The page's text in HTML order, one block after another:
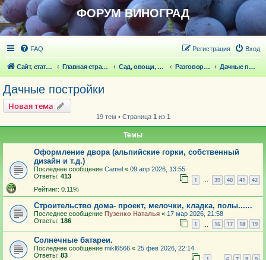
ФОРУМ ВИНОГРАД
FAQ Вход
Регистрация
Сайт, статьи Главная страница Сад, овощи, ягодники, цветы, беседка Разговоры обо всем что волнует Дачные постройки
Дачные постройки
Новая тема
19 тем • Страница 1 из 1
Темы
Оформление двора (альпийские горки, собственный
дизайн и т.д.)
Последнее сообщение Camel « 09 апр 2026, 13:55
Ответы: 413 1 … 39 40 41 42
Рейтинг: 0.11%
Строительство дома- проект, мелочки, кладка, полы......
Последнее сообщение Пузенко Наталья « 17 мар 2026, 21:58
Ответы: 186 1 16 17 18 19
Солнечные батареи.
Последнее сообщение mikl6566 « 25 фев 2026, 22:14
Ответы: 83